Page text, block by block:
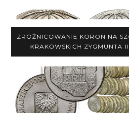
ZRÓŻNICOWANIE KORON NA
KRAKOWSKICH ZYGMUNTA